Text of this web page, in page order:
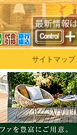
サイトマップ